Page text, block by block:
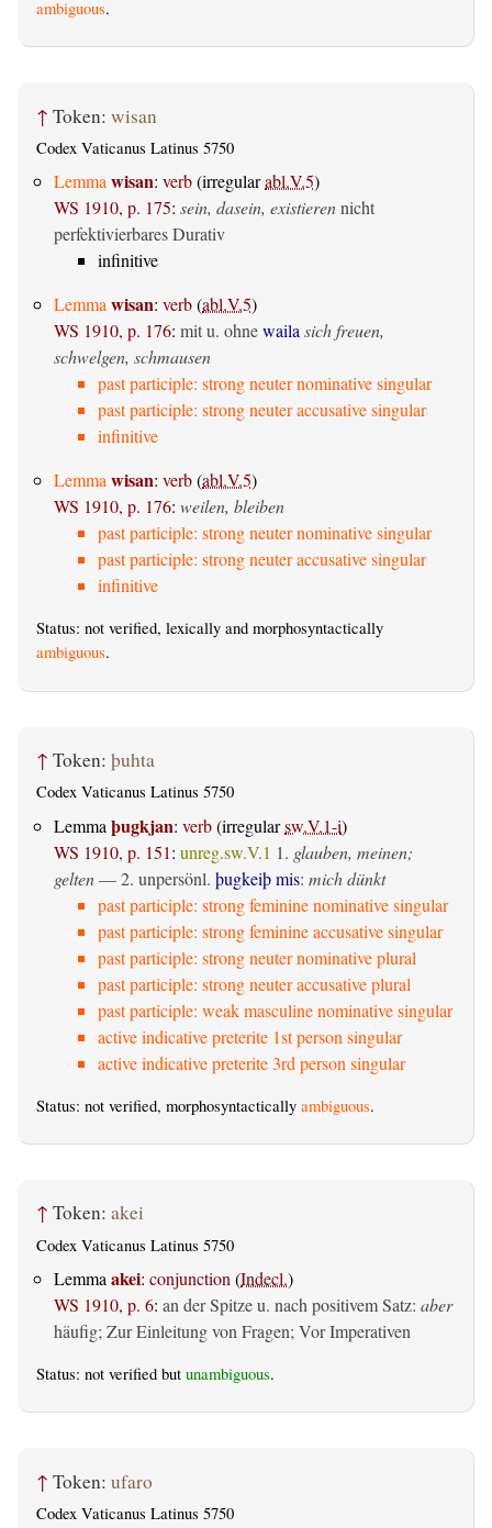
ambiguous.
↑ Token: wisan
Codex Vaticanus Latinus 5750
Lemmawisan: verb(irregularabl.V.5)
WS 1910, p. 175: sein, dasein, existierennicht
perfektivierbares Durativ
infinitive
Lemmawisan: verb(abl.V.5)
WS 1910, p. 176: mit u. ohnewailasich freuen,
schwelgen, schmausen
past participle: strong neuter nominative singular
past participle: strong neuter accusative singular
infinitive
Lemmawisan: verb(abl.V.5)
WS 1910, p. 176: weilen, bleiben
past participle: strong neuter nominative singular
past participle: strong neuter accusative singular
infinitive
Status: not verified, lexically and morphosyntactically
ambiguous.
↑ Token: þuhta
Codex Vaticanus Latinus 5750
Lemma þugkjan: verb(irregularsw.V.1-i)
WS 1910, p. 151: unreg.sw.V.1 1. glauben, meinen;
gelten— 2. unpersönl. þugkeiþ mis: mich dünkt
past participle: strong feminine nominative singular
past participle: strong feminine accusative singular
past participle: strong neuter nominative plural
past participle: strong neuter accusative plural
past participle: weak masculine nominative singular
active indicative preterite 1st person singular
active indicative preterite 3rd person singular
Status: not verified, morphosyntactically ambiguous.
↑ Token: akei
Codex Vaticanus Latinus 5750
Lemma akei: conjunction (Indecl.)
WS 1910, p. 6: an der Spitze u. nach positivem Satz: aber
häufig; Zur Einleitung von Fragen; Vor Imperativen
Status: not verified but unambiguous.
↑ Token: ufaro
Codex Vaticanus Latinus 5750